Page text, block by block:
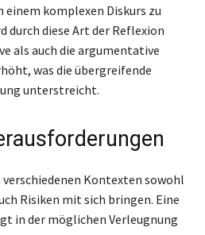
einem komplexen Diskurs zu
durch diese Art der Reflexion
als auch die argumentative
was die übergreifende
unterstreicht.
Kontexten sowohl
Risiken mit sich bringen. Eine
in der möglichen Verleugnung